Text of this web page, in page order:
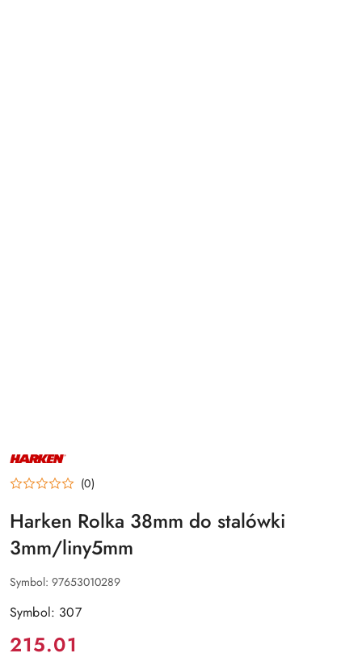
NAZWA
PRODUCENTA:
HARKEN (0)
Harken Rolka 38mm do stalówki
3mm/liny5mm
Symbol: 97653010289
Symbol: 307
Cena:
215.01